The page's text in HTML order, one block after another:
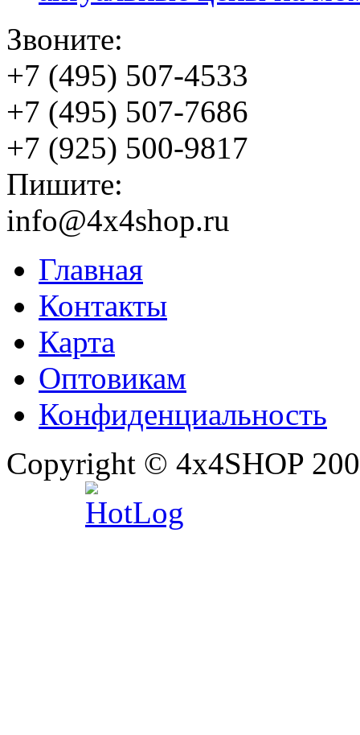
Звоните:
+7 (495) 507-4533
+7 (495) 507-7686
+7 (925) 500-9817
Пишите:
info@4x4shop.ru
Главная
Контакты
Карта
Оптовикам
Конфиденциальность
Copyright © 4x4SHOP